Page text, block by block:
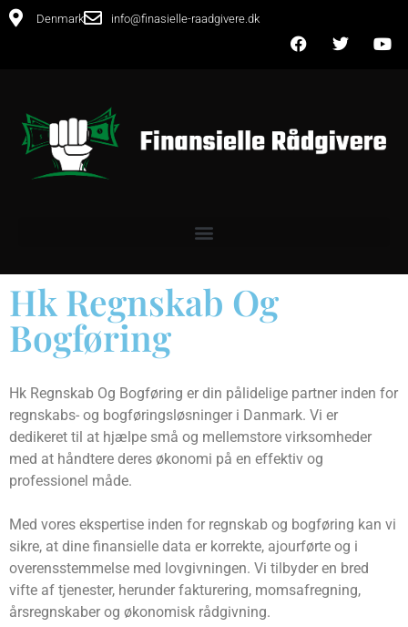
Denmark info@finasielle-raadgivere.dk
Hk Regnskab Og
Bogføring
Hk Regnskab Og Bogføring er din pålidelige partner inden for
regnskabs- og bogføringsløsninger i Danmark. Vi er
dedikeret til at hjælpe små og mellemstore virksomheder
med at håndtere deres økonomi på en effektiv og
professionel måde.
Med vores ekspertise inden for regnskab og bogføring kan vi
sikre, at dine finansielle data er korrekte, ajourførte og i
overensstemmelse med lovgivningen. Vi tilbyder en bred
vifte af tjenester, herunder fakturering, momsafregning,
årsregnskaber og økonomisk rådgivning.